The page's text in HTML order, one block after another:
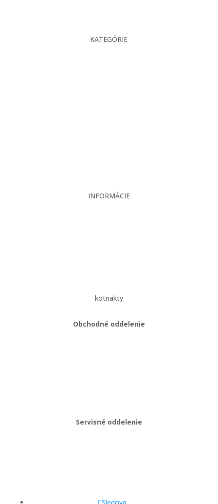
KATEGÓRIE
INFORMÁCIE
kotnakty
Obchodné oddelenie
Servisné oddelenie